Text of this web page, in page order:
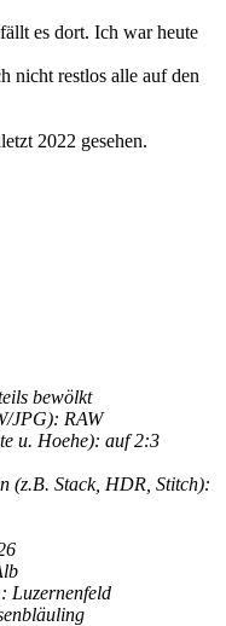
es dort. Ich war heute
nicht restlos alle auf den
2022 gesehen.
bewölkt
JPG): RAW
u. Hoehe): auf 2:3
(z.B. Stack, HDR, Stitch):
Luzernenfeld